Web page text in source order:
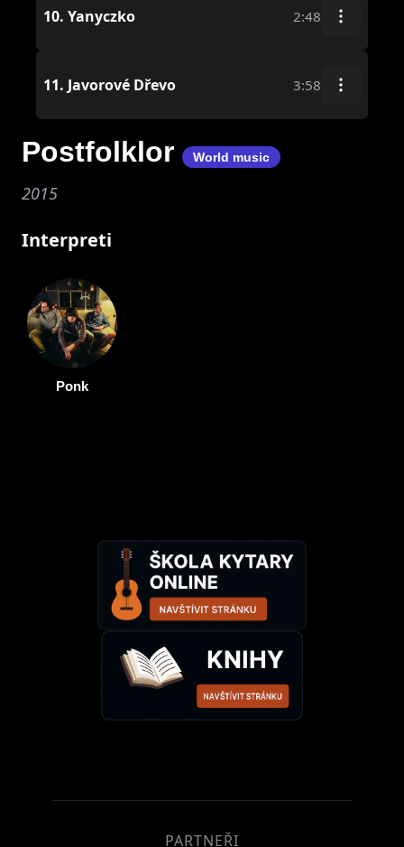
10. Yanyczko 2:48
11. Javorové Dřevo 3:58
Postfolklor World music
2015
Interpreti
Ponk
PARTNEŘI